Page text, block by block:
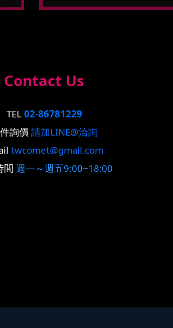
Contact Us
TEL 02-86781229
詢價 請加LINE@洽詢
twcomet@gmail.com
間 週一～週五9:00~18:00